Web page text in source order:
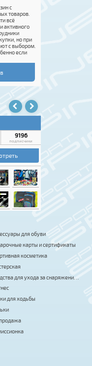
выбором спортивных товаров.
без проблем найти всё
для тренировок и активного
Понравилось, что сотрудники
не навязывают покупки, но при
всегда помогают с
адекватные, особенно если
впечатления от посещения
положительные. Если нужен
спортивный инвентарь или
для обуви
карты и сертификаты
косметика
для ухода за снаряжением
для ходьбы